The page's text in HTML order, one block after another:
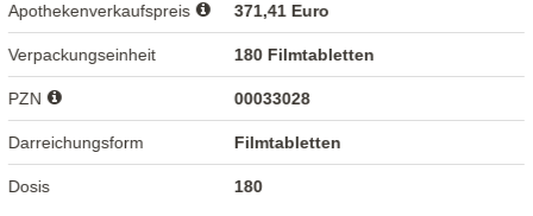
Apothekenverkaufspreis 371,41 Euro
Verpackungseinheit 180 Filmtabletten
PZN 00033028
Darreichungsform Filmtabletten
Dosis 180